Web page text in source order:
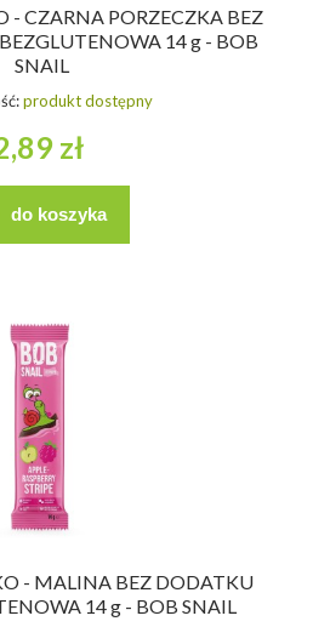
- CZARNA PORZECZKA BEZ
14 g - BOB
SNAIL
produkt dostępny
zł
do koszyka
- MALINA BEZ DODATKU
14 g - BOB SNAIL